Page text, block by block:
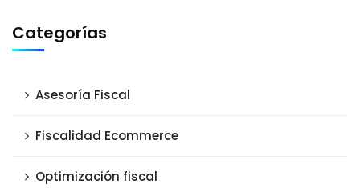
Categorías
Asesoría Fiscal
Fiscalidad Ecommerce
Optimización fiscal